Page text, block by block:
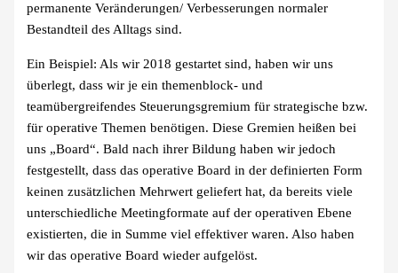
permanente Veränderungen/ Verbesserungen normaler
Bestandteil des Alltags sind.
Ein Beispiel: Als wir 2018 gestartet sind, haben wir uns
überlegt, dass wir je ein themenblock- und
teamübergreifendes Steuerungsgremium für strategische bzw.
für operative Themen benötigen. Diese Gremien heißen bei
uns „Board“. Bald nach ihrer Bildung haben wir jedoch
festgestellt, dass das operative Board in der definierten Form
keinen zusätzlichen Mehrwert geliefert hat, da bereits viele
unterschiedliche Meetingformate auf der operativen Ebene
existierten, die in Summe viel effektiver waren. Also haben
wir das operative Board wieder aufgelöst.